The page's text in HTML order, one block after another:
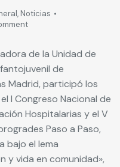
, Noticias
de la Unidad de
de
Madrid, participó los
I Congreso Nacional de
Hospitalarias y el V
Paso a Paso,
bajo el lema
y vida en comunidad»,